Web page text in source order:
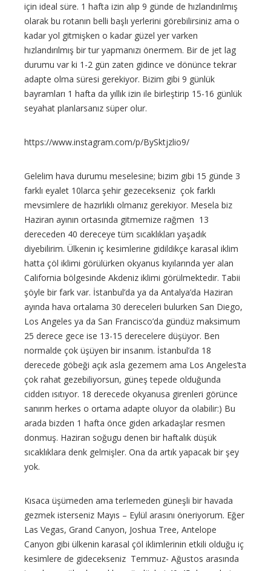
için ideal süre. 1 hafta izin alıp 9 günde de hızlandırılmış
olarak bu rotanın belli başlı yerlerini görebilirsiniz ama o
kadar yol gitmişken o kadar güzel yer varken
hızlandırılmış bir tur yapmanızı önermem. Bir de jet lag
durumu var ki 1-2 gün zaten gidince ve dönünce tekrar
adapte olma süresi gerekiyor. Bizim gibi 9 günlük
bayramları 1 hafta da yıllık izin ile birleştirip 15-16 günlük
seyahat planlarsanız süper olur.
https://www.instagram.com/p/BySktjzlio9/
Gelelim hava durumu meselesine; bizim gibi 15 günde 3
farklı eyalet 10larca şehir gezecekseniz çok farklı
mevsimlere de hazırlıklı olmanız gerekiyor. Mesela biz
Haziran ayının ortasında gitmemize rağmen 13
dereceden 40 dereceye tüm sıcaklıkları yaşadık
diyebilirim. Ülkenin iç kesimlerine gidildikçe karasal iklim
hatta çöl iklimi görülürken okyanus kıyılarında yer alan
California bölgesinde Akdeniz iklimi görülmektedir. Tabii
şöyle bir fark var. İstanbul’da ya da Antalya’da Haziran
ayında hava ortalama 30 dereceleri bulurken San Diego,
Los Angeles ya da San Francisco’da gündüz maksimum
25 derece gece ise 13-15 derecelere düşüyor. Ben
normalde çok üşüyen bir insanım. İstanbul’da 18
derecede göbeği açık asla gezemem ama Los Angeles’ta
çok rahat gezebiliyorsun, güneş tepede olduğunda
cidden ısıtıyor. 18 derecede okyanusa girenleri görünce
sanırım herkes o ortama adapte oluyor da olabilir:) Bu
arada bizden 1 hafta önce giden arkadaşlar resmen
donmuş. Haziran soğugu denen bir haftalık düşük
sıcaklıklara denk gelmişler. Ona da artık yapacak bir şey
yok.
Kısaca üşümeden ama terlemeden güneşli bir havada
gezmek isterseniz Mayıs – Eylül arasını öneriyorum. Eğer
Las Vegas, Grand Canyon, Joshua Tree, Antelope
Canyon gibi ülkenin karasal çöl iklimlerinin etkili olduğu iç
kesimlere de gidecekseniz Temmuz- Ağustos arasında